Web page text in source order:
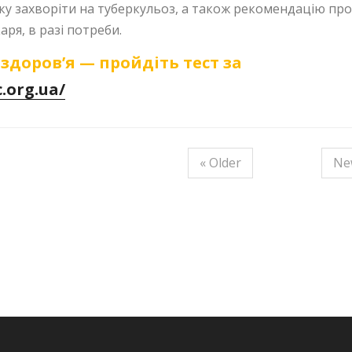
захворіти на туберкульоз, а також рекомендацію про
в разі потреби.
— пройдіть тест за
« Older